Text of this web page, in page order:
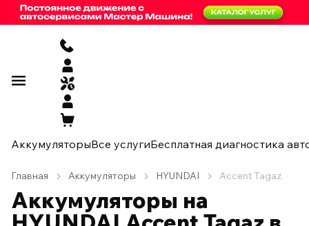
АккумуляторыВсе услугиБесплатная диагностика
Главная Аккумуляторы HYUNDAI Accent Tagaz
Аккумуляторы на